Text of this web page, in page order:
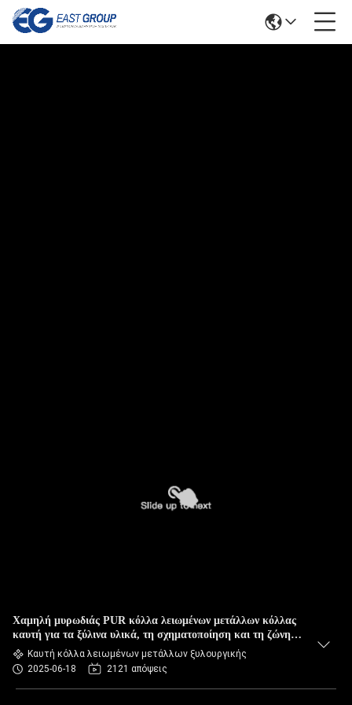
Χαμηλή μυρωδιάς PUR κόλλα λειωμένων μετάλλων κόλλας
καυτή για τα ξύλινα υλικά, τη σχηματοποίηση και τη ζώνη
ακρώνΚαυτή κόλλα λειωμένων μετάλλων ξυλουργικής
2025-06-18
2121 απόψεις